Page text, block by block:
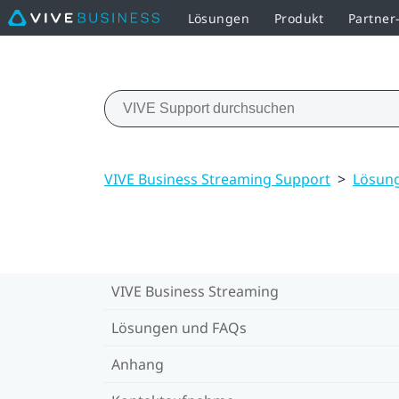
Lösungen Produkt
VIVE Business Streaming Support >
VIVE Business Streaming
Lösungen und FAQs
Anhang